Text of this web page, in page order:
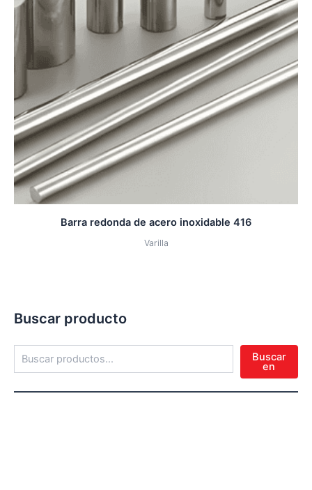
Buscar producto
Buscar
en
Barra redonda de acero inoxidable 416
Varilla